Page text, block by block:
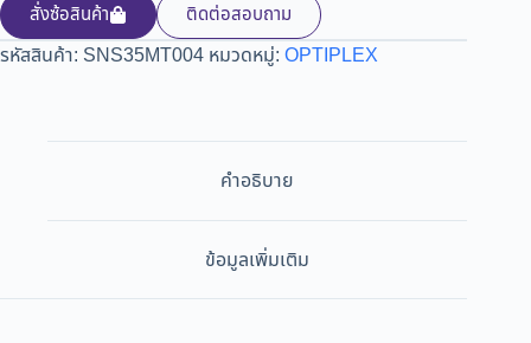
สั่งซ้อสินค้า
ติดต่อสอบถาม
รหัสสินค้า: SNS35MT004 หมวดหมู่: OPTIPLEX
คำอธิบาย
ข้อมูลเพิ่มเติม